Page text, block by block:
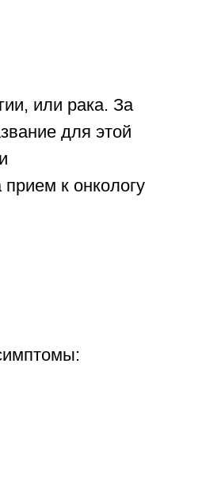
или рака. За
для этой
к онкологу